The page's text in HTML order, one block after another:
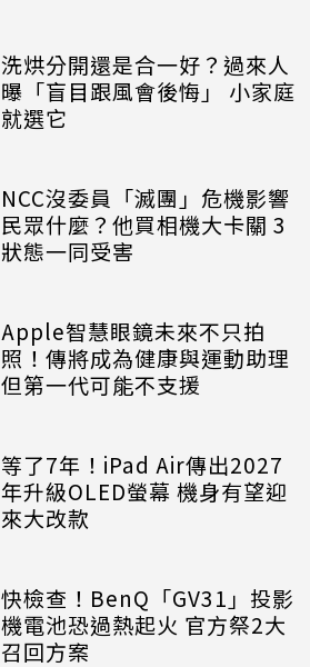
洗烘分開還是合一好？過來人
曝「盲目跟風會後悔」 小家庭
就選它
NCC沒委員「滅團」危機影響
民眾什麼？他買相機大卡關 3
狀態一同受害
Apple智慧眼鏡未來不只拍
照！傳將成為健康與運動助理
但第一代可能不支援
等了7年！iPad Air傳出2027
年升級OLED螢幕 機身有望迎
來大改款
快檢查！BenQ「GV31」投影
機電池恐過熱起火 官方祭2大
召回方案